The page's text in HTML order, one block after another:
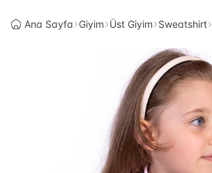
Ana Sayfa Giyim Üst Giyim Sweatshirt